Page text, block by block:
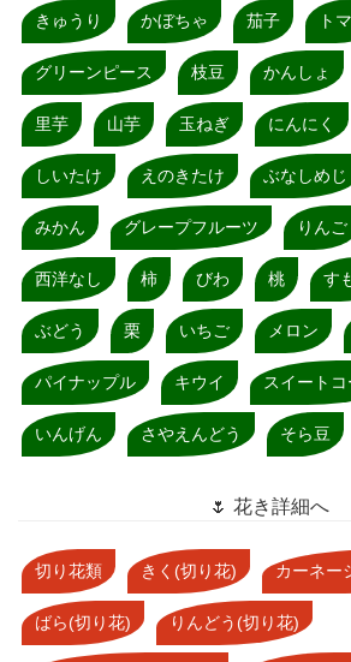
きゅうり かぼちゃ 茄子 ト
グリーンピース 枝豆 かんしょ
里芋 山芋 玉ねぎ にんにく
しいたけ えのきたけ ぶなしめじ
みかん グレープフルーツ りんご
西洋なし 柿 びわ 桃 す
ぶどう 栗 いちご メロン
パイナップル キウイ スイートコ
いんげん さやえんどう そら豆
🌷 花き詳細へ
切り花類 きく(切り花) カーネー
ばら(切り花) りんどう(切り花)